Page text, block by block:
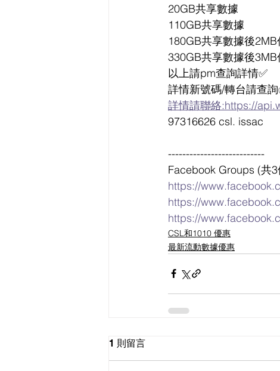
20GB共享數據
110GB共享數據
180GB共享數據後2MB
330GB共享數據後3MB
以上請pm查詢詳情✅
詳情新號碼/轉台請查詢
詳情請聯絡:https://
97316626 csl. issac
---------------------------
Facebook Groups (共
https://
https://
https://
CSL和1010 優惠
最新流動數據優惠
1 則留言